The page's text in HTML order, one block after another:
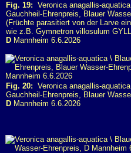
Fig. 19: Veronica anagallis-
Gauchheil-Ehrenpreis, Blauer
(Früchte parasitiert von der Larve
wie z.B. Gymnetron villosulum
D Mannheim 6.6.2026
Fig. 20: Veronica anagallis-
Gauchheil-Ehrenpreis, Blauer
D Mannheim 6.6.2026